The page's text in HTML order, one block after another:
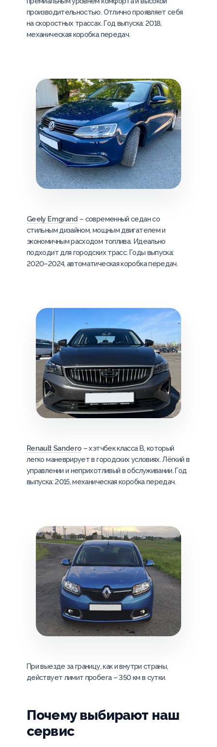
производительностью. Отлично проявляет себя
на скоростных трассах. Год выпуска: 2018,
механическая коробка передач.
Geely Emgrand – современный седан со
стильным дизайном, мощным двигателем и
экономичным расходом топлива. Идеально
подходит для городских трасс. Годы выпуска:
2020–2024, автоматическая коробка передач.
Renault Sandero – хэтчбек класса B, который
легко маневрирует в городских условиях. Лёгкий в
управлении и неприхотливый в обслуживании. Год
выпуска: 2015, механическая коробка передач.
При выезде за границу, как и внутри страны,
действует лимит пробега – 350 км в сутки.
Почему выбирают наш
сервис